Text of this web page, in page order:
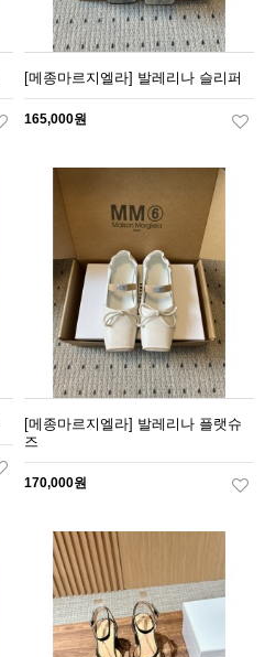
[메종마르지엘라] 발레리나 슬리퍼
165,000원
[메종마르지엘라] 발레리나 플랫슈
즈
170,000원